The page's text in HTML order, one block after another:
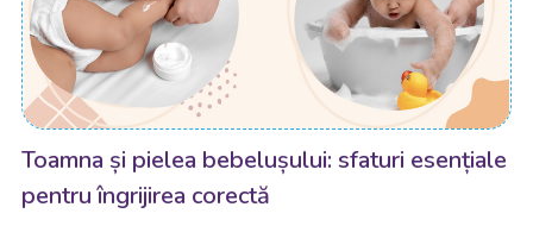
Toamna și pielea bebelușului: sfaturi esențiale
pentru îngrijirea corectă